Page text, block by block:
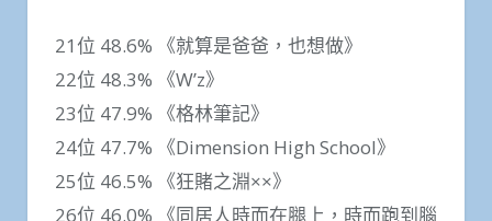
21位 48.6% 《就算是爸爸，也想做》
22位 48.3% 《W’z》
23位 47.9% 《格林筆記》
24位 47.7% 《Dimension High School》
25位 46.5% 《狂賭之淵××》
26位 46.0% 《同居人時而在腿上，時而跑到腦